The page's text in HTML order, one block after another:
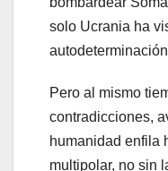
solo Ucrania ha
Pero al mismo
contradicciones,
humanidad enfila
multipolar, no sin